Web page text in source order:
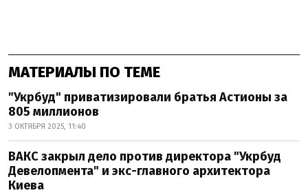
МАТЕРИАЛЫ ПО ТЕМЕ
"Укрбуд" приватизировали братья Астионы за
805 миллионов
3 ОКТЯБРЯ 2025, 11:40
ВАКС закрыл дело против директора "Укрбуд
Девелопмента" и экс-главного архитектора
Киева